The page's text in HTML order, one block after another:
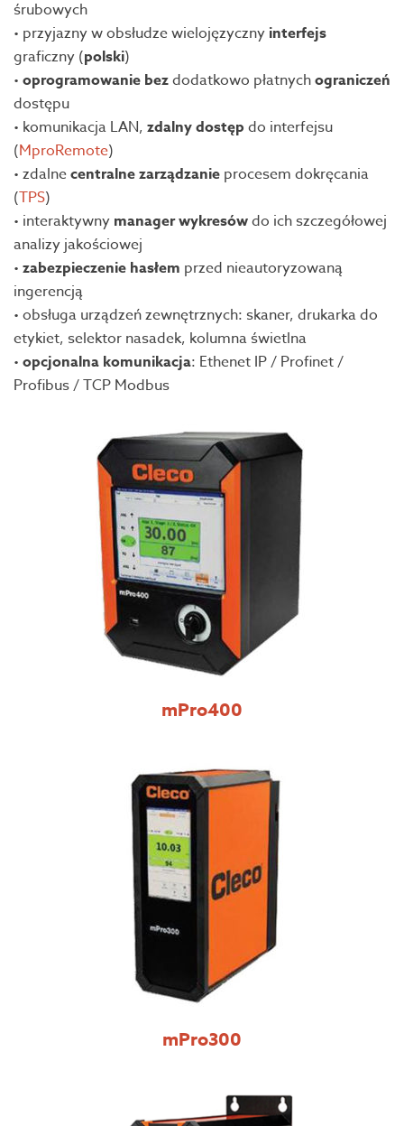
śrubowych
• przyjazny w obsłudze wielojęzyczny interfejs
graficzny (polski)
• oprogramowanie bezdodatkowo płatnychograniczeń
dostępu
• komunikacja LAN, zdalny dostęp do interfejsu
(MproRemote)
• zdalnecentralne zarządzanie procesem dokręcania
(TPS)
• interaktywny manager wykresówdo ich szczegółowej
analizy jakościowej
• zabezpieczenie hasłem przed nieautoryzowaną
ingerencją
• obsługa urządzeń zewnętrznych: skaner, drukarka do
etykiet, selektor nasadek, kolumna świetlna
• opcjonalna komunikacja: Ethenet IP / Profinet /
Profibus / TCP Modbus
mPro400
mPro300